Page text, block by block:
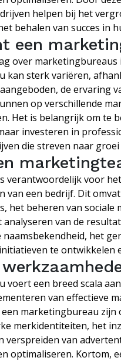
helpen bij het
behalen van succes in
een
over
kan sterk variëren,
de ervaring
op verschillende
Het is belangrijk om te
investeren in
die streven naar
verantwoordelijk voor
van een bedrijf. Dit
het beheren van
analyseren van de
het
te ontwikkelen
voert een breed scala
van effectieve
marketingbureau
merkidentiteiten, het
verspreiden van
optimaliseren. Kortom,